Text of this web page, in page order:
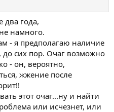
два года,
намного.
- я предполагаю наличие
до сих пор. Очаг возможно
- он, вероятно,
жжение после
этот очаг...ну и найти
или исчезнет, или